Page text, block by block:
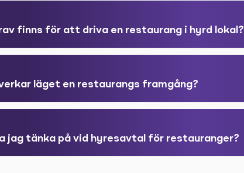
finns för att driva en restaurang i hyrd lokal?
läget en restaurangs framgång?
jag tänka på vid hyresavtal för restauranger?